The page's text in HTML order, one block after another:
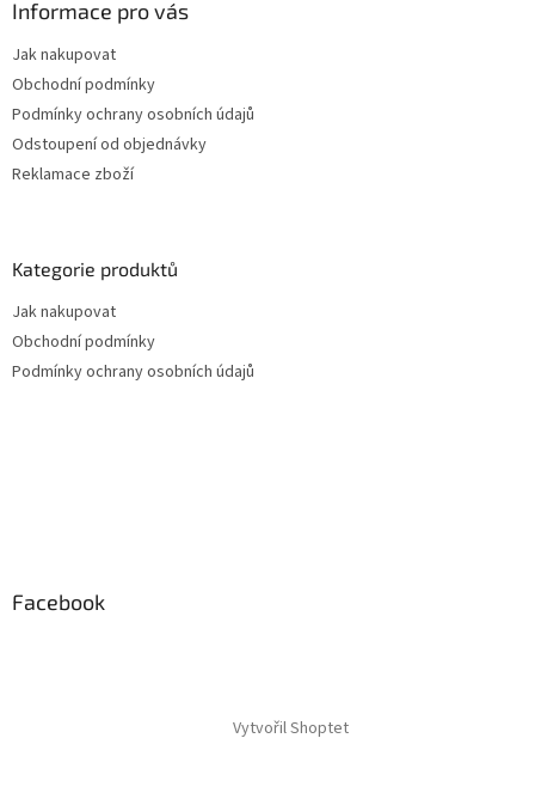
Informace pro vás
Jak nakupovat
Obchodní podmínky
Podmínky ochrany osobních údajů
Odstoupení od objednávky
Reklamace zboží
Kategorie produktů
Jak nakupovat
Obchodní podmínky
Podmínky ochrany osobních údajů
Facebook
Vytvořil Shoptet